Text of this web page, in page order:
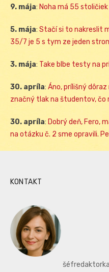
9. mája: Noha má 55 stoličiek
5. mája: Stačí si to nakreslit
35/7 je 5 s tym ze jeden
3. mája: Take blbe testy na
30. apríla: Áno, prílišný
značný tlak na študentov, čo
30. apríla: Dobrý deň, Fero,
na otázku č. 2 sme opravili.
KONTAKT
šéfredaktorka